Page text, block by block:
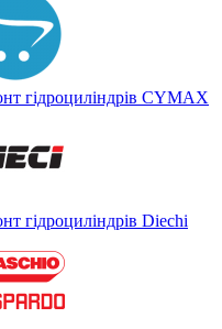
гідроциліндрів CYMAX
гідроциліндрів Diechi